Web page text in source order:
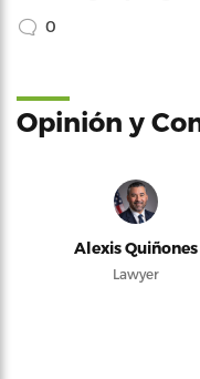
0
Opinión y
Alexis Quiñones
Lawyer